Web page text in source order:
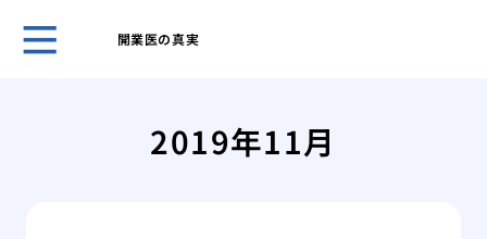
開業医の真実
2019年11月